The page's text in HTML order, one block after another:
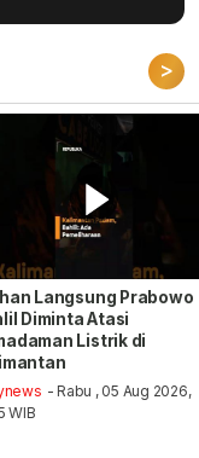
>
Langsung Prabowo
Diminta Atasi
Listrik di
- Rabu , 05 Aug 2026,
WIB